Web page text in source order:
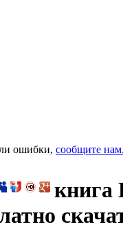
ошибки, сообщите нам.
книга